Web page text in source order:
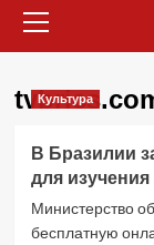
меню
Культура
В Бразилии
для
Министерство
бесплатную